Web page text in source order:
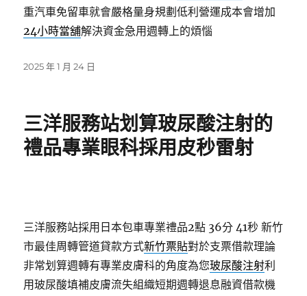
重汽車免留車就會嚴格量身規劃低利營運成本會增加
24小時當舖解決資金急用週轉上的煩惱
發
2025 年 1 月 24 日
三洋服務站划算玻尿酸注射的
禮品專業眼科採用皮秒雷射
三洋服務站採用日本包車專業禮品2點 36分 41秒 新竹
市最佳周轉管道貸款方式新竹票貼對於支票借款理論
非常划算週轉有專業皮膚科的角度為您玻尿酸注射利
用玻尿酸填補皮膚流失組織短期週轉退息融資借款機